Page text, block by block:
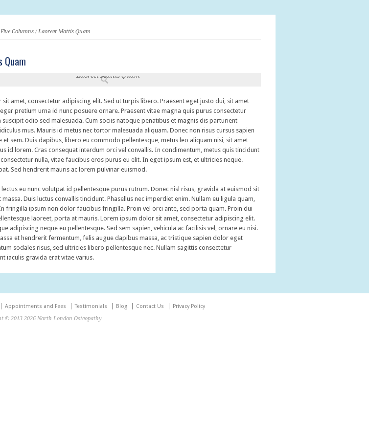
Five Columns/Laoreet Mattis Quam
amet, consectetur adipiscing elit. Sed ut turpis libero. Praesent eget justo dui, sit amet
pretium urna id nunc posuere ornare. Praesent vitae magna quis purus consectetur
odio sed malesuada. Cum sociis natoque penatibus et magnis dis parturient
mus. Mauris id metus nec tortor malesuada aliquam. Donec non risus cursus sapien
et sem. Duis dapibus, libero eu commodo pellentesque, metus leo aliquam nisi, sit amet
id lorem. Cras consequat interdum orci vel convallis. In condimentum, metus quis tincidunt
nulla, vitae faucibus eros purus eu elit. In eget ipsum est, et ultricies neque.
Sed hendrerit mauris ac lorem pulvinar euismod.
eu nunc volutpat id pellentesque purus rutrum. Donec nisl risus, gravida at euismod sit
massa. Duis luctus convallis tincidunt. Phasellus nec imperdiet enim. Nullam eu ligula quam,
fringilla ipsum non dolor faucibus fringilla. Proin vel orci ante, sed porta quam. Proin dui
laoreet, porta at mauris. Lorem ipsum dolor sit amet, consectetur adipiscing elit.
adipiscing neque eu pellentesque. Sed sem sapien, vehicula ac facilisis vel, ornare eu nisi.
et hendrerit fermentum, felis augue dapibus massa, ac tristique sapien dolor eget
sodales risus, sed ultricies libero pellentesque nec. Nullam sagittis consectetur
iaculis gravida erat vitae varius.
Appointments and Fees Testimonials Blog Contact Us
Privacy Policy
© 2013-2026 North London Osteopathy